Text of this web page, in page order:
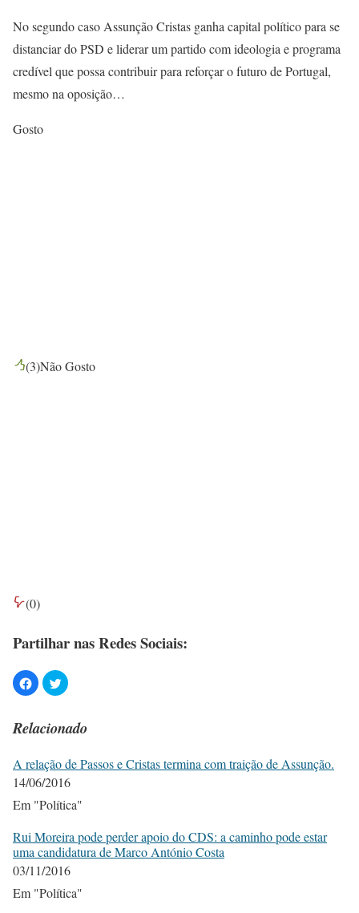
No segundo caso Assunção Cristas ganha capital político para se
distanciar do PSD e liderar um partido com ideologia e programa
credível que possa contribuir para reforçar o futuro de Portugal,
mesmo na oposição…
Gosto
(3)Não Gosto
(0)
Partilhar nas Redes Sociais:
Relacionado
A relação de Passos e Cristas termina com traição de Assunção.
14/06/2016
Em "Política"
Rui Moreira pode perder apoio do CDS: a caminho pode estar
uma candidatura de Marco António Costa
03/11/2016
Em "Política"